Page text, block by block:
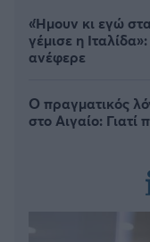
«Ήμουν κι εγώ
γέμισε η
ανέφερε
Ο πραγματικός
στο Αιγαίο: Γιατί